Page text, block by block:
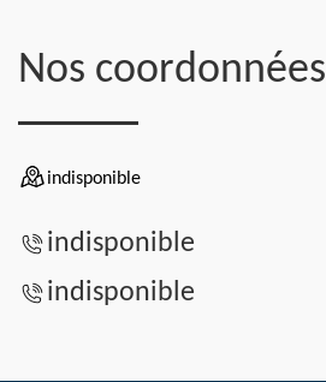
Nos coordonnées
indisponible
indisponible
indisponible